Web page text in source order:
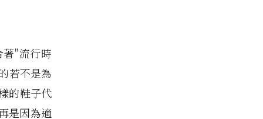
"流行時
若不是為
的鞋子代
是因為適